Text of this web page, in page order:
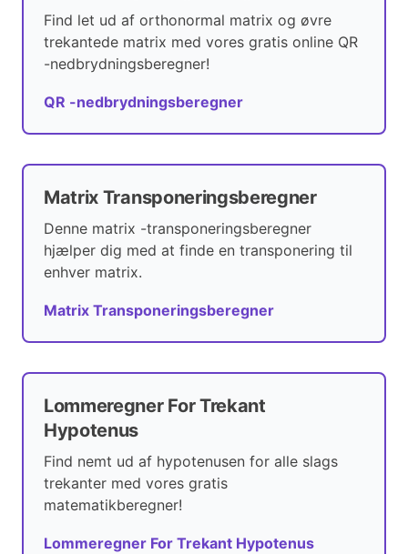
Find let ud af orthonormal matrix og øvre
trekantede matrix med vores gratis online QR
-nedbrydningsberegner!
QR -nedbrydningsberegner
Matrix Transponeringsberegner
Denne matrix -transponeringsberegner
hjælper dig med at finde en transponering til
enhver matrix.
Matrix Transponeringsberegner
Lommeregner For Trekant
Hypotenus
Find nemt ud af hypotenusen for alle slags
trekanter med vores gratis
matematikberegner!
Lommeregner For Trekant Hypotenus